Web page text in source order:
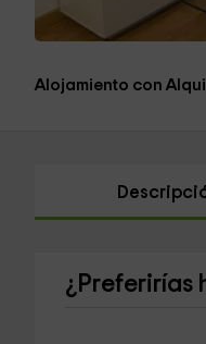
Alojamiento con
¿Preferirías